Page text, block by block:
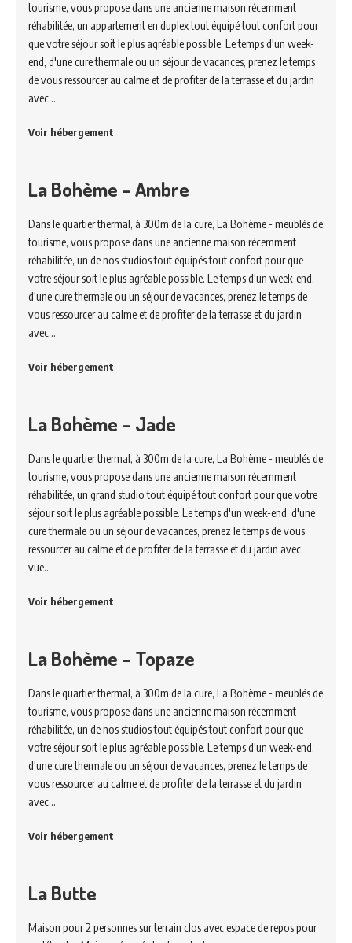
tourisme, vous propose dans une ancienne maison récemment
réhabilitée, un appartement en duplex tout équipé tout confort pour
que votre séjour soit le plus agréable possible. Le temps d'un week-
end, d'une cure thermale ou un séjour de vacances, prenez le temps
de vous ressourcer au calme et de profiter de la terrasse et du jardin
avec…
Voir hébergement
La Bohème – Ambre
Dans le quartier thermal, à 300m de la cure, La Bohème - meublés de
tourisme, vous propose dans une ancienne maison récemment
réhabilitée, un de nos studios tout équipés tout confort pour que
votre séjour soit le plus agréable possible. Le temps d'un week-end,
d'une cure thermale ou un séjour de vacances, prenez le temps de
vous ressourcer au calme et de profiter de la terrasse et du jardin
avec…
Voir hébergement
La Bohème – Jade
Dans le quartier thermal, à 300m de la cure, La Bohème - meublés de
tourisme, vous propose dans une ancienne maison récemment
réhabilitée, un grand studio tout équipé tout confort pour que votre
séjour soit le plus agréable possible. Le temps d'un week-end, d'une
cure thermale ou un séjour de vacances, prenez le temps de vous
ressourcer au calme et de profiter de la terrasse et du jardin avec
vue…
Voir hébergement
La Bohème – Topaze
Dans le quartier thermal, à 300m de la cure, La Bohème - meublés de
tourisme, vous propose dans une ancienne maison récemment
réhabilitée, un de nos studios tout équipés tout confort pour que
votre séjour soit le plus agréable possible. Le temps d'un week-end,
d'une cure thermale ou un séjour de vacances, prenez le temps de
vous ressourcer au calme et de profiter de la terrasse et du jardin
avec…
Voir hébergement
La Butte
Maison pour 2 personnes sur terrain clos avec espace de repos pour